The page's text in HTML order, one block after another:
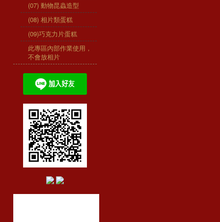
(07) 動物昆蟲造型
(08) 相片類蛋糕
(09)巧克力片蛋糕
此專區內部作業使用，
不會放相片